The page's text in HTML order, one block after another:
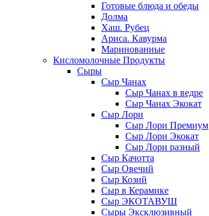
Готовые блюда и обеды
Долма
Хаш. Рубец
Ариса. Кавурма
Маринованные
Кисломолочные Продукты
Сыры
Сыр Чанах
Сыр Чанах в ведре
Сыр Чанах Экокат
Сыр Лори
Сыр Лори Премиум
Сыр Лори Экокат
Сыр Лори разный
Сыр Качотта
Сыр Овечий
Сыр Козий
Сыр в Керамике
Сыр ЭКОТАВУШ
Сыры Эксклюзивный